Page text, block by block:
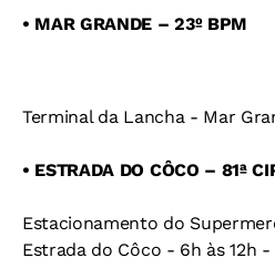
• MAR GRANDE – 23º BPM
Terminal da Lancha - Mar
• ESTRADA DO CÔCO – 81ª
Estacionamento do
Estrada do Côco - 6h às 12h